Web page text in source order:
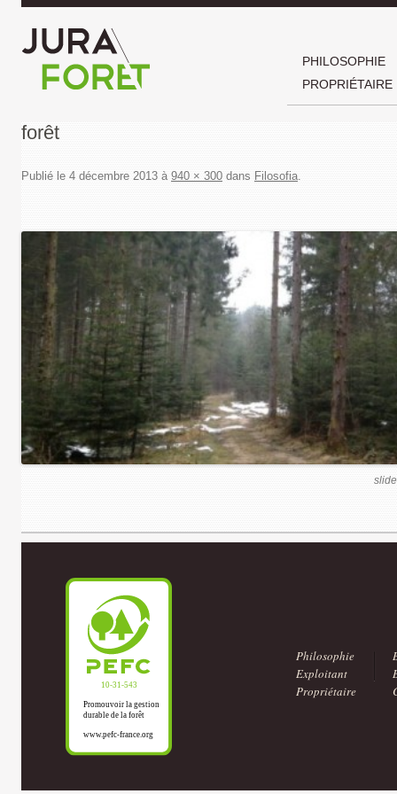
PHILOSOPHIE
PROPRIÉTAIRE
forêt
Publié le 4 décembre 2013 à 940 × 300 dans Filosofia.
Philosophie
Exploitant
Propriétaire